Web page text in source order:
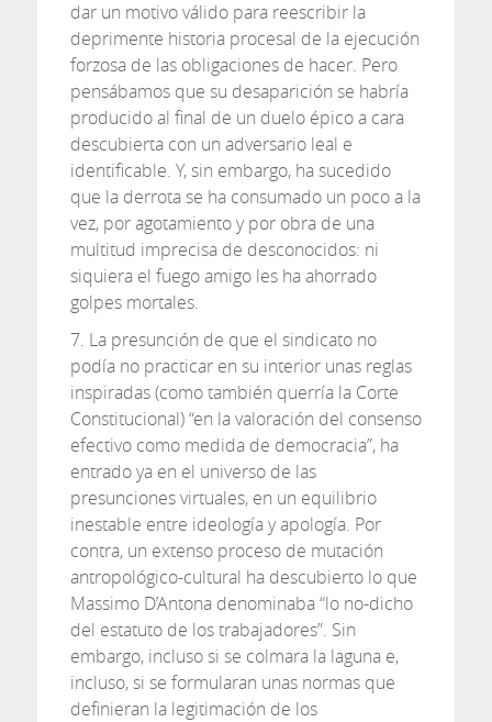
dar un motivo válido para reescribir la
deprimente historia procesal de la ejecución
forzosa de las obligaciones de hacer. Pero
pensábamos que su desaparición se habría
producido al final de un duelo épico a cara
descubierta con un adversario leal e
identificable. Y, sin embargo, ha sucedido
que la derrota se ha consumado un poco a la
vez, por agotamiento y por obra de una
multitud imprecisa de desconocidos: ni
siquiera el fuego amigo les ha ahorrado
golpes mortales.
7. La presunción de que el sindicato no
podía no practicar en su interior unas reglas
inspiradas (como también querría la Corte
Constitucional) “en la valoración del consenso
efectivo como medida de democracia”, ha
entrado ya en el universo de las
presunciones virtuales, en un equilibrio
inestable entre ideología y apología. Por
contra, un extenso proceso de mutación
antropológico-cultural ha descubierto lo que
Massimo D’Antona denominaba “lo no-dicho
del estatuto de los trabajadores”. Sin
embargo, incluso si se colmara la laguna e,
incluso, si se formularan unas normas que
definieran la legitimación de los